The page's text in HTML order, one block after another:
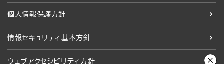
個人情報保護方針
情報セキュリティ基本方針
ウェブアクセシビリティ方針